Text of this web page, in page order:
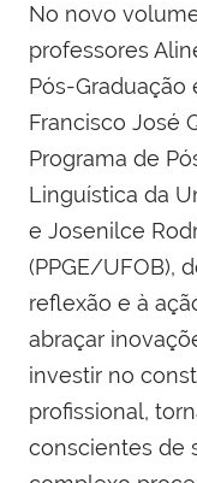
No novo
professores
Pós-Graduação
Francisco José
Programa de
Linguística da
e Josenilce
(PPGE/UFOB),
reflexão e à
abraçar
investir no
profissional,
conscientes de